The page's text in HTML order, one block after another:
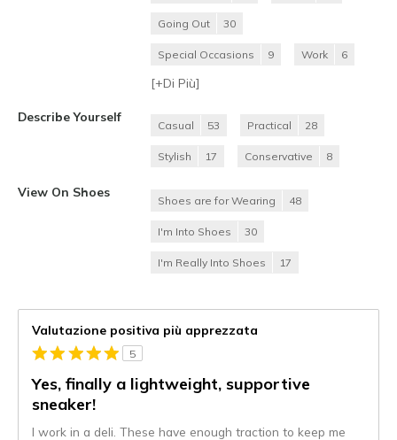
Going Out 30
Special Occasions 9 Work 6
[+Di Più]
Describe Yourself
Casual 53 Practical 28
Stylish 17 Conservative 8
View On Shoes
Shoes are for Wearing 48
I'm Into Shoes 30
I'm Really Into Shoes 17
Valutazione positiva più apprezzata
5
Yes, finally a lightweight, supportive
sneaker!
I work in a deli. These have enough traction to keep me